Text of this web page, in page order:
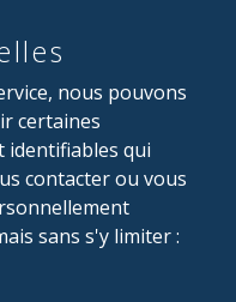
nous pouvons
certaines
qui
contacter ou vous
sans s'y limiter :